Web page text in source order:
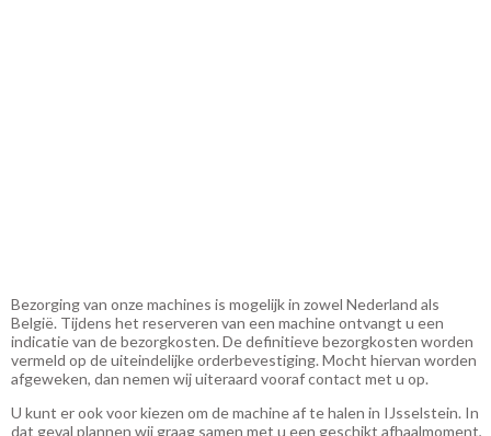
Bezorging van onze machines is mogelijk in zowel Nederland als
België. Tijdens het reserveren van een machine ontvangt u een
indicatie van de bezorgkosten. De definitieve bezorgkosten worden
vermeld op de uiteindelijke orderbevestiging. Mocht hiervan worden
afgeweken, dan nemen wij uiteraard vooraf contact met u op.
U kunt er ook voor kiezen om de machine af te halen in IJsselstein. In
dat geval plannen wij graag samen met u een geschikt afhaalmoment,